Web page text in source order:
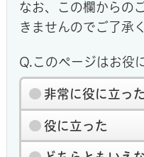
なお、この欄からの
きませんのでご了承
Q.このページはお役
非常に役に立った
役に立った